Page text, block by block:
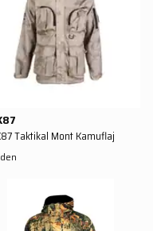
Taktikal Mont Kamuflaj